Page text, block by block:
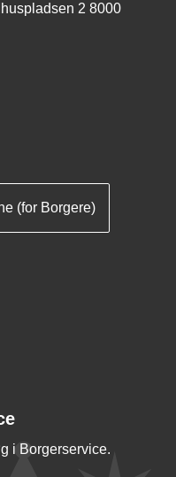
2 8000
(for Borgere)
i Borgerservice.